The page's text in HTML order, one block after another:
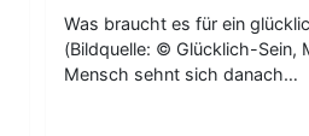
Was braucht es für ein
(Bildquelle: © Glücklich-Sein,
Mensch sehnt sich danach…